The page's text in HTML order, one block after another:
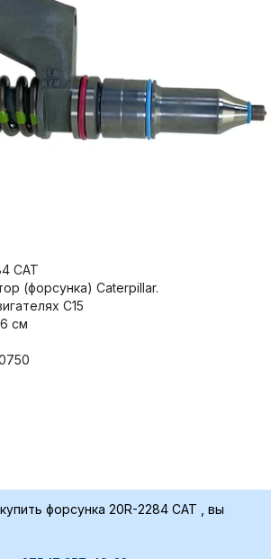
CAT
(форсунка) Caterpillar.
C15
см
форсунка 20R-2284 CAT , вы